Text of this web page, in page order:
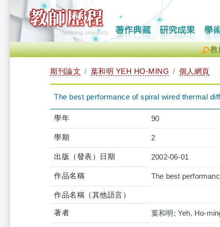
教
期刊論文 葉和明 YEH HO-MING 個人網頁
The best performance of spiral wired thermal
學年 90
學期 2
出版（發表）日期 2002-06-01
作品名稱 The best
作品名稱（其他語言）
著者 葉和明; Yeh, Ho-